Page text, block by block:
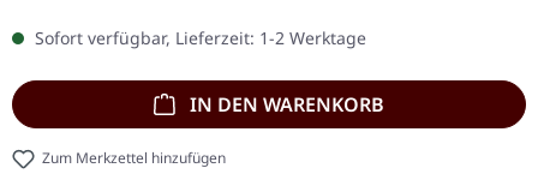
Sofort verfügbar, Lieferzeit: 1-2 Werktage
IN DEN WARENKORB
Zum Merkzettel hinzufügen